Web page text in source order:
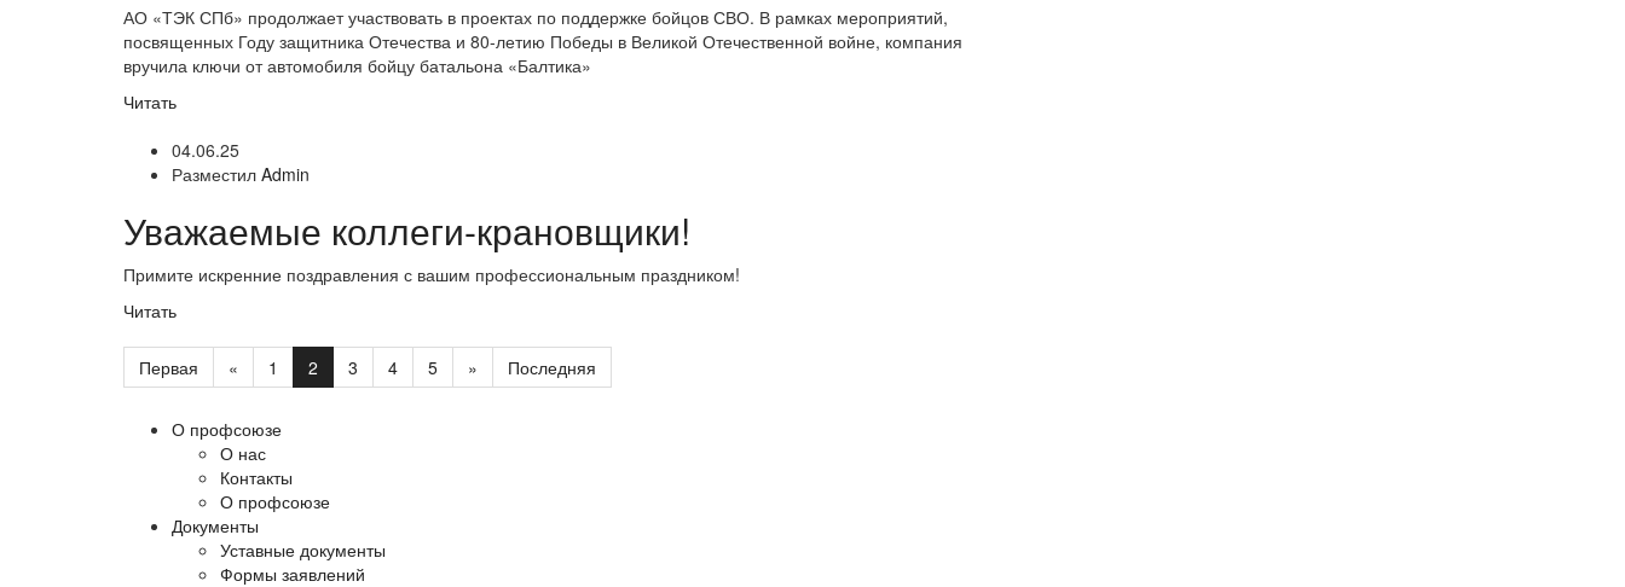
АО «ТЭК СПб» продолжает участвовать в проектах по поддержке бойцов СВО. В рамках мероприятий,
посвященных Году защитника Отечества и 80-летию Победы в Великой Отечественной войне, компания
вручила ключи от автомобиля бойцу батальона «Балтика»
Читать
04.06.25
Разместил Admin
Уважаемые коллеги-крановщики!
Примите искренние поздравления с вашим профессиональным праздником!
Читать
Первая « 1 2 3 4 5 » Последняя
О профсоюзе
О нас
Контакты
О профсоюзе
Документы
Уставные документы
Формы заявлений